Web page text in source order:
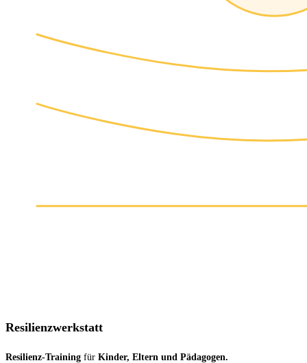
Resilienzwerkstatt
Resilienz-Training für Kinder, Eltern und Pädagogen.